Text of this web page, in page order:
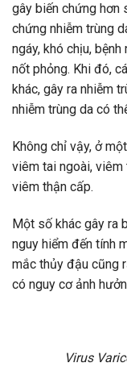
gây biến chứng hơn
chứng nhiễm trùng
ngáy, khó chịu,
nốt phỏng. Khi đó,
khác, gây ra nhiễm
nhiễm trùng da có
Không chỉ vậy, ở
viêm tai ngoài,
viêm thận cấp.
Một số khác gây ra
nguy hiểm đến tính
mắc thủy đậu cũng
có nguy cơ ảnh
Virus